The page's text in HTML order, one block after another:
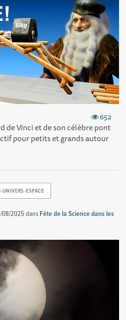
652
de Vinci et de son célèbre pont
pour petits et grands autour
UNIVERS-ESPACE
08/2025dans Fête de la Science dans les